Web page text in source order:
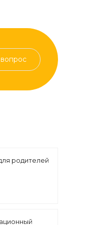
родителей
арт.